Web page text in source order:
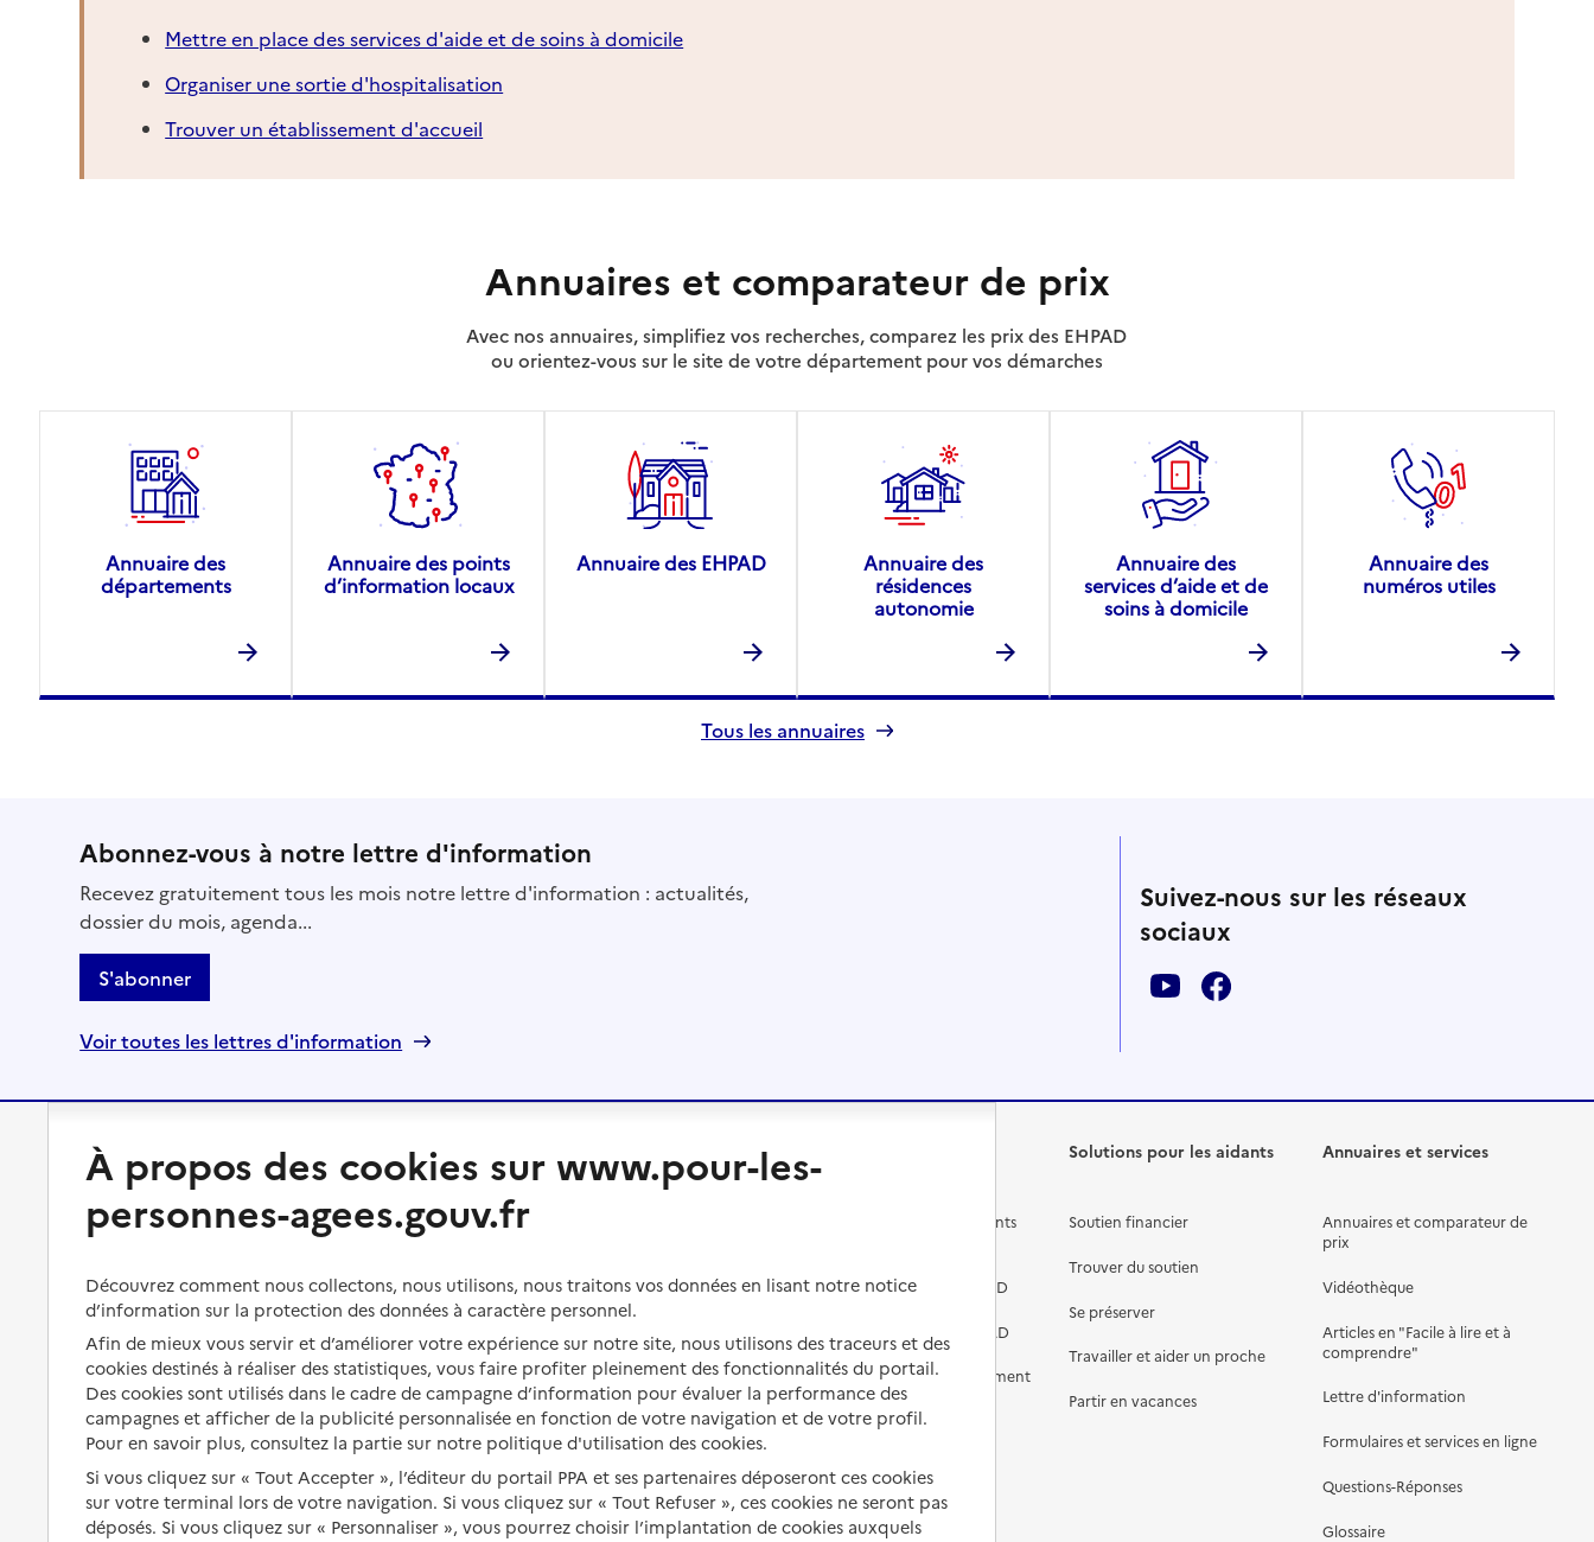
Mettre en place des services d'aide et de soins à domicile
Organiser une sortie d'hospitalisation
Trouver un établissement d'accueil
Annuaires et comparateur de prix
Avec nos annuaires, simplifiez vos recherches, comparez les prix des EHPAD
ou orientez-vous sur le site de votre département pour vos démarches
Annuaire des
départements
Annuaire des points
d’information locaux
Annuaire des EHPAD
Annuaire des
résidences
autonomie
Annuaire des
services d’aide et de
soins à domicile
Annuaire des
numéros utiles
Tous les annuaires
Abonnez-vous à notre lettre d'information
Recevez gratuitement tous les mois notre lettre d'information : actualités,
dossier du mois, agenda...
S'abonner
Voir toutes les lettres d'information
Suivez-nous sur les réseaux
sociaux
Préserver son autonomie
Perte d'autonomie : évaluation
et droits
Aménager son logement et
s'équiper
Préserver son autonomie et sa
santé
Organiser à l'avance sa propre
protection
Les mesures de protection
Les obligations de la famille
Vivre à domicile
Bénéficier d'aide à domicile
Aides financières
Solutions d'accueil temporaire
Partager son logement
Vivre à domicile avec une
Être hospitalisé
services pour seniors
Vivre en accueil familial
Autres solutions de logement
Les différents établissements
Préparer l'entrée en EHPAD
Aides financières en EHPAD
Prévention, accompagnement
et soins
Droits en EHPAD
Solutions pour les aidants
Soutien financier
Trouver du soutien
Se préserver
Travailler et aider un proche
Partir en vacances
Annuaires et services
Annuaires et comparateur de
prix
Vidéothèque
Articles en "Facile à lire et à
comprendre"
Lettre d'information
Formulaires et services en ligne
Questions-Réponses
Glossaire
À propos des cookies sur www.pour-les-
personnes-agees.gouv.fr
Découvrez comment nous collectons, nous utilisons, nous traitons vos données en lisant notre notice
d’information sur la protection des données à caractère personnel.
Afin de mieux vous servir et d’améliorer votre expérience sur notre site, nous utilisons des traceurs et des
cookies destinés à réaliser des statistiques, vous faire profiter pleinement des fonctionnalités du portail.
Des cookies sont utilisés dans le cadre de campagne d’information pour évaluer la performance des
campagnes et afficher de la publicité personnalisée en fonction de votre navigation et de votre profil.
Pour en savoir plus, consultez la partie sur notre politique d'utilisation des cookies.
Si vous cliquez sur « Tout Accepter », l’éditeur du portail PPA et ses partenaires déposeront ces cookies
sur votre terminal lors de votre navigation. Si vous cliquez sur « Tout Refuser », ces cookies ne seront pas
déposés. Si vous cliquez sur « Personnaliser », vous pourrez choisir l’implantation de cookies auxquels